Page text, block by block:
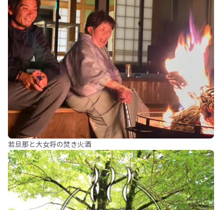
若旦那と大女将の焚き火酒